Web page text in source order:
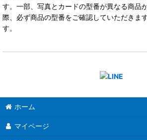
す。一部、写真とカードの型番が異なる商品
際、必ず商品の型番をご確認していただきま
す。
ホーム
マイページ